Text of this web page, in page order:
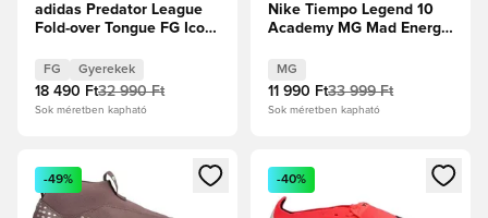
adidas Predator League
Fold-over Tongue FG Icon
cipők/Zero
metál/Királykék Gyerek
FG Gyerekek
18 490 Ft32 990 Ft
Sok méretben kapható
Nike Tiempo Legend 10
Academy MG Mad Energy
MG
11 990 Ft33 999 Ft
Sok méretben kapható
Megnyit egy modált a bejelentkezéshez vagy a tagként
-49%
Megnyit egy modált a
-40%